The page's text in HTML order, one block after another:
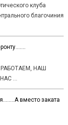
клуба
благочиния
НАШ
…
вместо заката